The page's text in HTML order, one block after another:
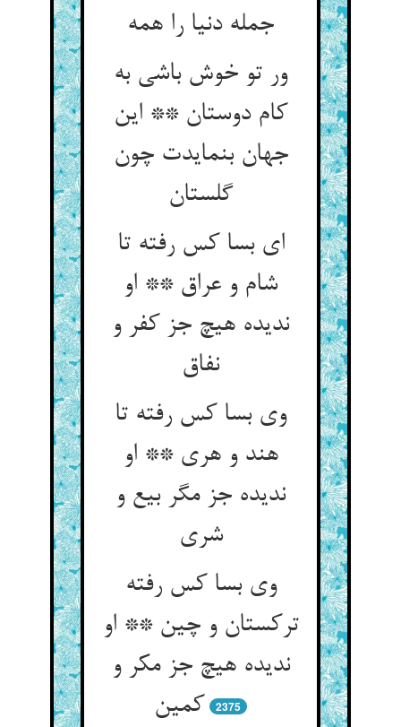
جمله دنیا را همه
ور تو خوش باشی به
کام دوستان ** این
جهان بنمایدت چون
گلستان
ای بسا کس رفته تا
شام و عراق ** او
ندیده هیچ جز کفر و
نفاق
وی بسا کس رفته تا
هند و هری ** او
ندیده جز مگر بیع و
شری
وی بسا کس رفته
ترکستان و چین ** او
ندیده هیچ جز مکر و
کمین
2375